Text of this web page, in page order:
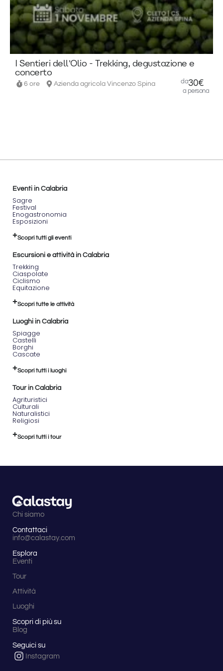
grigliata
e il
pernottamento
in tenda
sulla riva
del
fiume
Lao
seguito il
giorno
per
di "Wild
7-8
14-
giugno.
Il costo è
con
limitati.
I Sentieri dell’Olio - Trekking, degustazione e
concerto
6 ore Azienda agricola Vincenzo Spina da30€
a persona
Eventi in Calabria
Sagre
Festival
Enogastronomia
Esposizioni
Scopri tutti gli eventi
Escursioni e attività in Calabria
Trekking
Ciaspolate
Ciclismo
Equitazione
Scopri tutte le attività
Luoghi in Calabria
Spiagge
Castelli
Borghi
Cascate
Scopri tutti i luoghi
Tour in Calabria
Agrituristici
Culturali
Naturalistici
Religiosi
Scopri tutti i tour
Chi siamo
Contattaci
info@calastay.com
Esplora
Eventi
Tour
Attività
Luoghi
Scopri di più su
Blog
Seguici su
Instagram